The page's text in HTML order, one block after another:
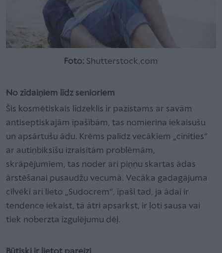
Foto: Shutterstock.com
No zīdaiņiem līdz senioriem
Šis kosmētiskais līdzeklis ir pazīstams ar savām
antiseptiskajām īpašībām, tas nomierina iekaisušu
un apsārtušu ādu. Krēms palīdz vecākiem „cīnīties“
ar autiņbiksīšu izraisītām problēmām,
skrāpējumiem, tas noder arī piņņu skartas ādas
ārstēšanai pusaudžu vecumā. Vecāka gadagājuma
cilvēki arī lieto „Sudocrem“, īpaši tad, ja ādai ir
tendence iekaist, tā ātri apsarkst, ir ļoti sausa vai
tiek noberzta izgulējumu dēļ.